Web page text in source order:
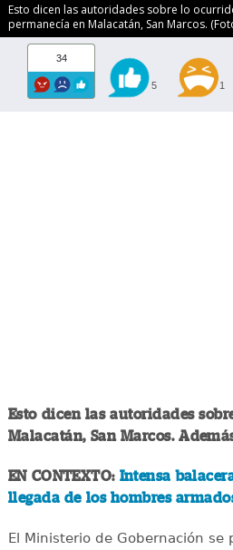
Esto dicen las autoridades sobre lo
permanecía en Malacatán, San Marcos.
34
5 1
Esto dicen las autoridades
Malacatán, San Marcos.
EN CONTEXTO: Intensa
llegada de los hombres
El Ministerio de Gobernación